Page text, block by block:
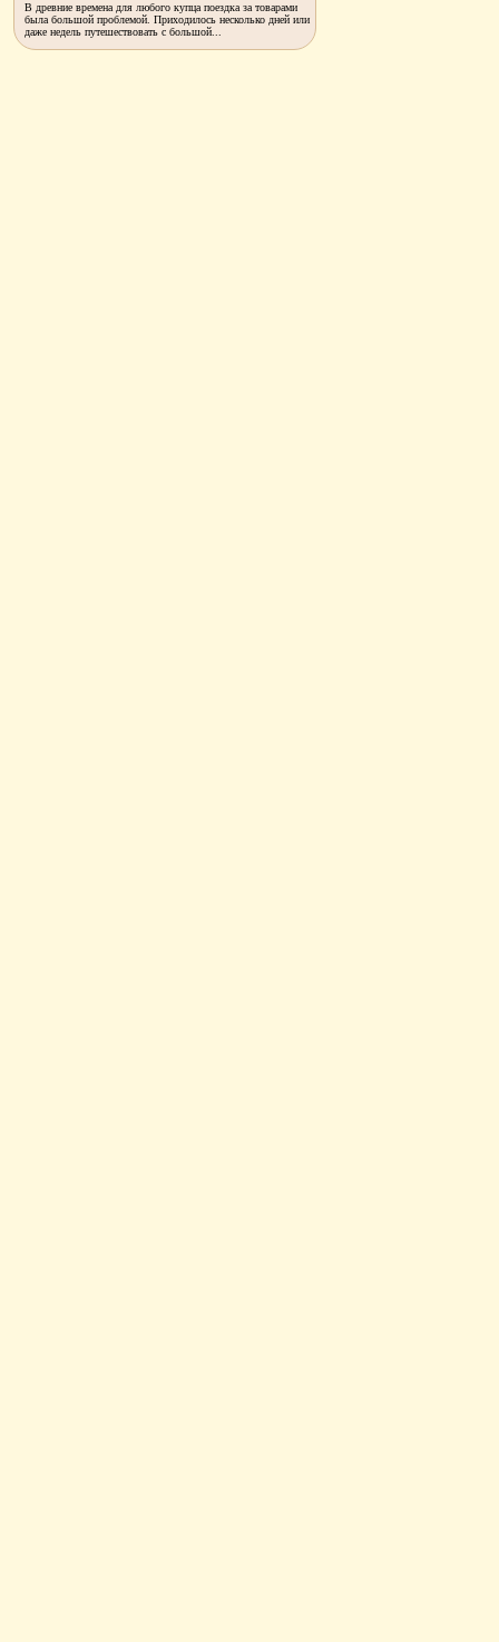
В древние времена для любого купца поездка за товарами
была большой проблемой. Приходилось несколько дней или
даже недель путешествовать с большой...